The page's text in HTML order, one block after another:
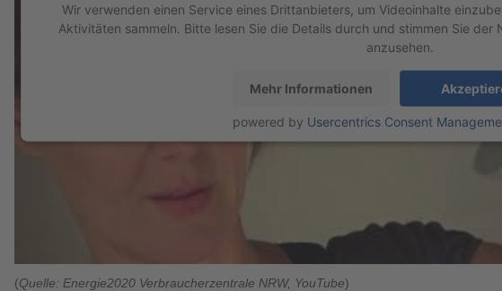
Wir verwenden einen Service eines Drittanbieters, um Videoinhalte
Aktivitäten sammeln. Bitte lesen Sie die Details durch und stimmen Sie
anzusehen.
Mehr Informationen
powered by Usercentrics Consent
(Quelle: Energie2020 Verbraucherzentrale NRW, YouTube)